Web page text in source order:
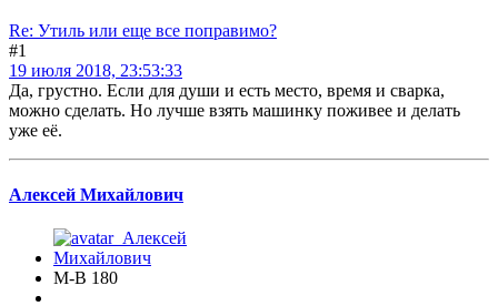
Re: Утиль или еще все поправимо?
#1
19 июля 2018, 23:53:33
Да, грустно. Если для души и есть место, время и сварка,
можно сделать. Но лучше взять машинку поживее и делать
уже её.
Алексей Михайлович
М-В 180